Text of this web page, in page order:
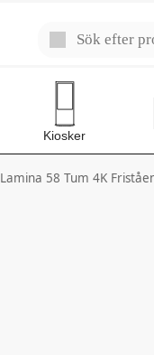
Kiosker
Lamina 58 Tum 4K